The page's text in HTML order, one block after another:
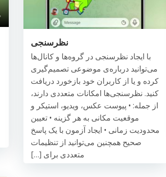
نظرسنجی
با ایجاد نظرسنجی در گروه‌ها و کانال‌ها
می‌توانید درباره‌ی موضوعی تصمیم‌گیری
کرده و یا از کاربران خود بازخورد دریافت
کنید. نظرسنجی‌ها امکانات متعددی دارند،
از جمله: • پیوست عکس، ویدیو، استیکر و
موقعیت مکانی به هر گزینه • تعیین
محدودیت زمانی • ایجاد آزمون با یک پاسخ
صحیح همچنین می‌توانید از تنظیمات
متعددی برای […]